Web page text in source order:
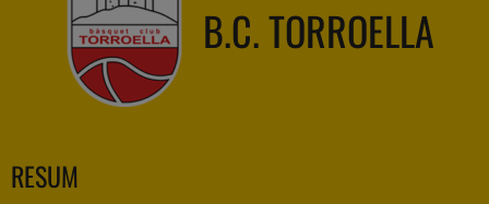
B.C. TORROELLA
RESUM